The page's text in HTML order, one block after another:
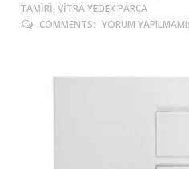
TAMIRI, VITRA YEDEK PARÇA
COMMENTS: YORUM